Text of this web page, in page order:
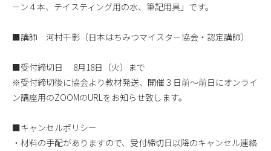
ーン４本、テイスティング用の水、筆記用具」です。
■講師 河村千影（日本はちみつマイスター協会・認定講師）
■受付締切日 8月18日（火）まで
※受付締切後に協会より教材発送、開催３日前～前日にオンライ
ン講座用のZOOMのURLをお知らせ致します。
■キャンセルポリシー
・材料の手配がありますので、受付締切日以降のキャンセル連絡